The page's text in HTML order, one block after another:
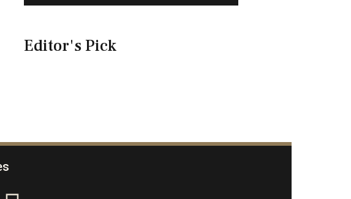
Editor's Pick